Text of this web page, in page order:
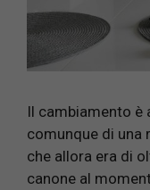
Il cambiamento è
comunque di una
che allora era di
canone al